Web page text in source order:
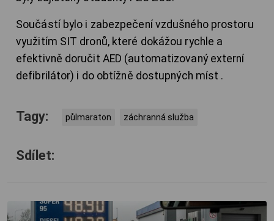
Součástí bylo i zabezpečení vzdušného prostoru
využitím SIT dronů, které dokážou rychle a
efektivně doručit AED (automatizovaný externí
defibrilátor) i do obtížně dostupných míst .
Tagy: půlmaraton záchranná služba
Sdílet: